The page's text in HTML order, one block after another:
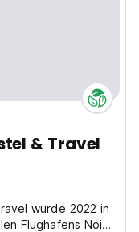
& Travel
wurde 2022 in
Flughafens Noi